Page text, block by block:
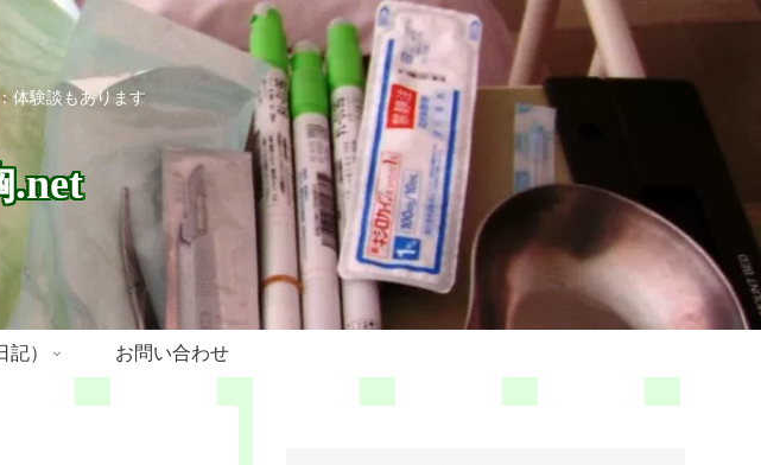
体験談もあります
.net
） お問い合わせ